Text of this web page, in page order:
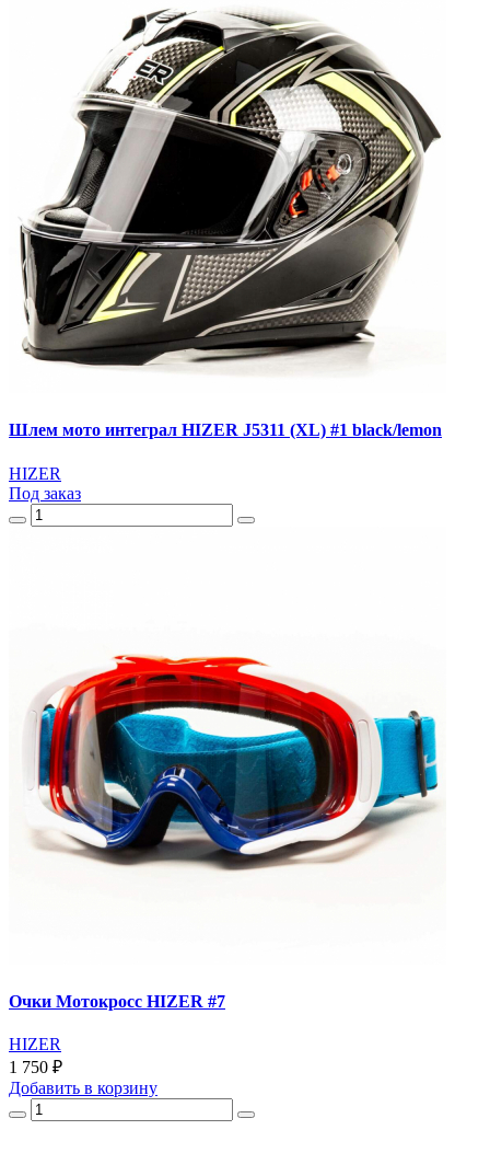
Шлем мото интеграл HIZER J5311 (XL) #1 black/lemon
HIZER
Под заказ
Очки Мотокросс HIZER #7
HIZER
1 750 ₽
Добавить в корзину